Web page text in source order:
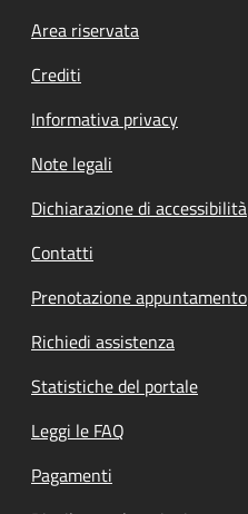
Footer menu
Area riservata
Crediti
Informativa privacy
Note legali
Dichiarazione di accessibilità
Contatti
Prenotazione appuntamento
Richiedi assistenza
Statistiche del portale
Leggi le FAQ
Pagamenti